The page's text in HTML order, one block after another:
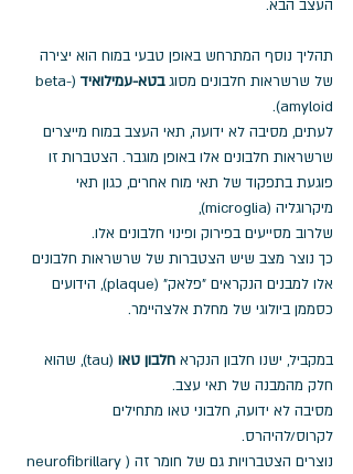
העצב הבא.
תהליך נוסף המתרחש באופן טבעי במוח הוא יצירה
של שרשראות חלבונים מסוג בטא-עמילואיד (beta-
amyloid).
לעתים, מסיבה לא ידועה, תאי העצב במוח מייצרים
שרשראות חלבונים אלו באופן מוגבר. הצטברות זו
פוגעת בתפקוד של תאי מוח אחרים, כגון תאי
מיקרוגליה (microglia),
שלרוב מסייעים בפירוק ופינוי חלבונים אלו.
כך נוצר מצב שיש הצטברות של שרשראות חלבונים
אלו למבנים הנקראים "פלאק" (plaque), הידועים
כסממן ביולוגי של מחלת אלצהיימר.
במקביל, ישנו חלבון הנקרא חלבון טאו
(tau), שהוא
חלק מהמבנה של תאי עצב.
מסיבה לא ידועה, חלבוני טאו מתחילים
לקרוס/להיהרס.
נוצרים הצטברויות גם של חומר זה (neurofibrillary